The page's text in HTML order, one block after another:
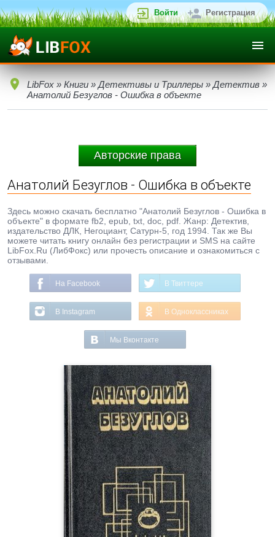
Войти Регистрация
LibFox » Книги » Детективы и Триллеры » Детектив »
Анатолий Безуглов - Ошибка в объекте
Авторские права
Анатолий Безуглов - Ошибка в объекте
Здесь можно скачать бесплатно "Анатолий Безуглов - Ошибка в
объекте" в формате fb2, epub, txt, doc, pdf. Жанр: Детектив,
издательство ДЛК, Негоциант, Сатурн-5, год 1994. Так же Вы
можете читать книгу онлайн без регистрации и SMS на сайте
LibFox.Ru (ЛибФокс) или прочесть описание и ознакомиться с
отзывами.
На Facebook В Твиттере
В Instagram В Одноклассниках
Мы Вконтакте